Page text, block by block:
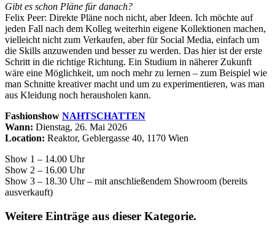
Gibt es schon Pläne für danach?
Felix Peer: Direkte Pläne noch nicht, aber Ideen. Ich möchte auf
jeden Fall nach dem Kolleg weiterhin eigene Kollektionen machen,
vielleicht nicht zum Verkaufen, aber für Social Media, einfach um
die Skills anzuwenden und besser zu werden. Das hier ist der erste
Schritt in die richtige Richtung. Ein Studium in näherer Zukunft
wäre eine Möglichkeit, um noch mehr zu lernen – zum Beispiel wie
man Schnitte kreativer macht und um zu experimentieren, was man
aus Kleidung noch herausholen kann.
Fashionshow NAHTSCHATTEN
Wann: Dienstag, 26. Mai 2026
Location: Reaktor, Geblergasse 40, 1170 Wien
Show 1 – 14.00 Uhr
Show 2 – 16.00 Uhr
Show 3 – 18.30 Uhr – mit anschließendem Showroom (bereits
ausverkauft)
Weitere Einträge aus dieser Kategorie.